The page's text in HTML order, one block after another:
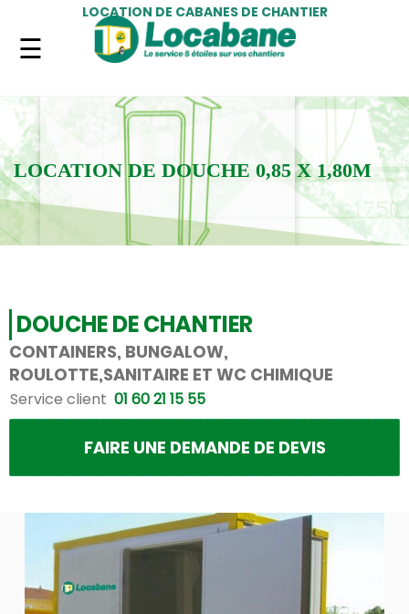
LOCATION DE CABANES DE CHANTIER
LOCATION DE DOUCHE 0,85 X 1,80M
DOUCHE DE CHANTIER
CONTAINERS, BUNGALOW,
ROULOTTE,SANITAIRE ET WC CHIMIQUE
Service client 01 60 21 15 55
FAIRE UNE DEMANDE DE DEVIS